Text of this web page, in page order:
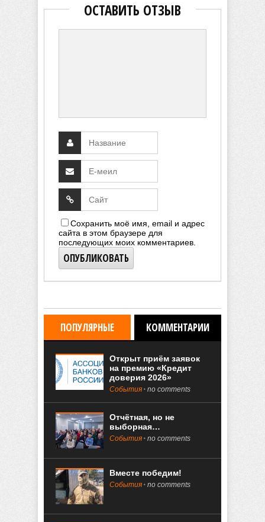
ОСТАВИТЬ ОТЗЫВ
Сохранить моё имя, email и адрес
сайта в этом браузере для
последующих моих комментариев.
ПОПУЛЯРНЫЕ КОММЕНТАРИИ
Открыт приём заявок
на премию «Кредит
доверия 2026»
События no comments
Отчётная, но не
выборная…
События no comments
Вместе победим!
События no comments